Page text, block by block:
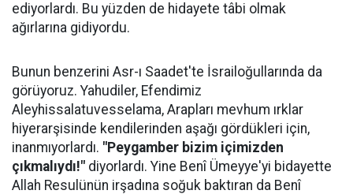
ediyorlardı. Bu yüzden de hidayete tâbi olmak
ağırlarına gidiyordu.
Bunun benzerini Asr-ı Saadet'te İsrailoğullarında da
görüyoruz. Yahudiler, Efendimiz
Aleyhissalatuvesselama, Arapları mevhum ırklar
hiyerarşisinde kendilerinden aşağı gördükleri için,
inanmıyorlardı. "Peygamber bizim içimizden
çıkmalıydı!" diyorlardı. Yine Benî Ümeyye'yi bidayette
Allah Resulünün irşadına soğuk baktıran da Benî